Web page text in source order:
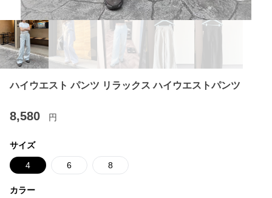
ハイウエスト パンツ リラックス ハイウエストパンツ
8,580 円
サイズ
4 6 8
カラー